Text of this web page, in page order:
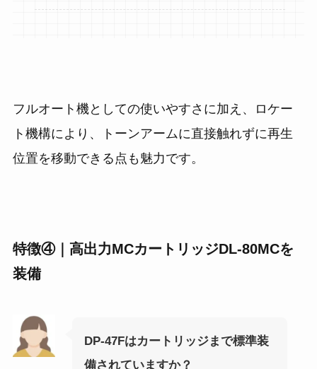
フルオート機としての使いやすさに加え、ロケー
ト機構により、トーンアームに直接触れずに再生
位置を移動できる点も魅力です。
特徴④｜高出力MCカートリッジDL-80MCを
装備
DP-47Fはカートリッジまで標準装
備されていますか？